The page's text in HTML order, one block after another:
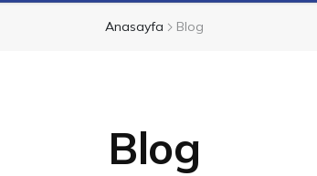
Anasayfa Blog
Blog